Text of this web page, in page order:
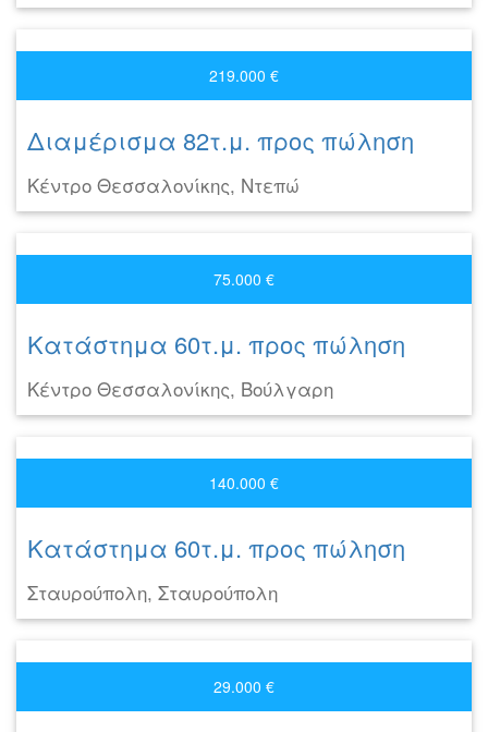
219.000 €
Διαμέρισμα 82τ.μ. προς πώληση
Κέντρο Θεσσαλονίκης, Ντεπώ
75.000 €
Κατάστημα 60τ.μ. προς πώληση
Κέντρο Θεσσαλονίκης, Βούλγαρη
140.000 €
Κατάστημα 60τ.μ. προς πώληση
Σταυρούπολη, Σταυρούπολη
29.000 €